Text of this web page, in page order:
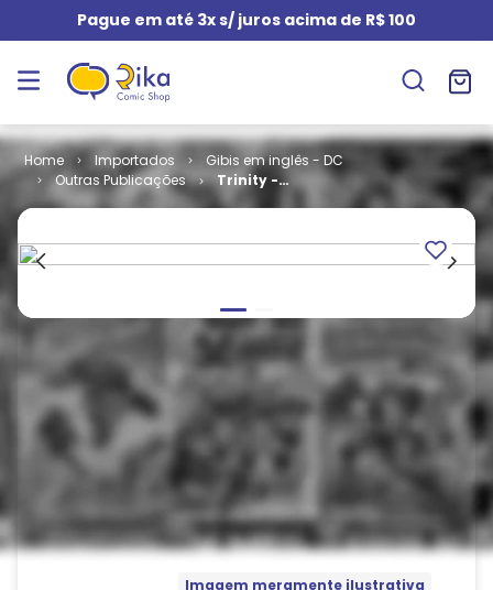
Pague em até 3x s/ juros acima de R$ 100
Importados
Gibis em inglês - DC
Outras Publicações
Trinity -
Volume 1 # 01
Imagem meramente ilustrativa